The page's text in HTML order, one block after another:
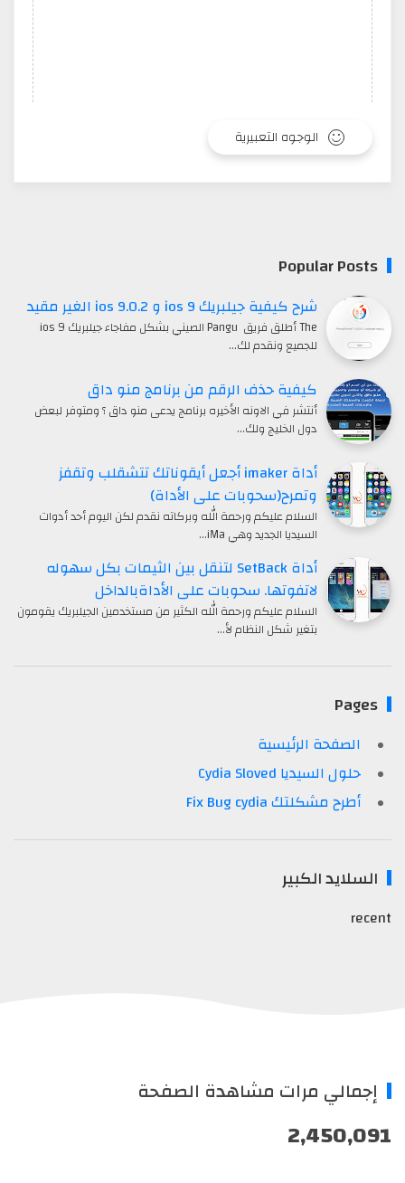
الوجوه التعبيرية
Popular Posts
شرح كيفية جيلبريك ios 9 و ios 9.0.2 الغير مقيد
The أطلق فريق Pangu الصيني بشكل مفاجاء جيلبريك ios 9
للجميع ونقدم لك…
كيفية حذف الرقم من برنامج منو داق
أنتشر في الاونه الأخيره برنامج يدعى منو داق ؟ ومتوفر لبعض
دول الخليج ولك…
أداة imaker أجعل أيقوناتك تتشقلب وتقفز
وتمرح(سحوبات على الأداة)
السلام عليكم ورحمة الله وبركاته نقدم لكن اليوم أحد أدوات
السيديا الجديد وهي iMa…
أداة SetBack لتنقل بين الثيمات بكل سهوله
لاتفوتها. سحوبات على الأداةبالداخل
السلام عليكم ورحمة الله الكثير من مستخدمين الجيلبريك يقومون
بتغير شكل النظام لأ…
Pages
الصفحة الرئيسية
حلول السيديا Cydia Sloved
أطرح مشكلتك Fix Bug cydia
السلايد الكبير
recent
إجمالي مرات مشاهدة الصفحة
2,450,091